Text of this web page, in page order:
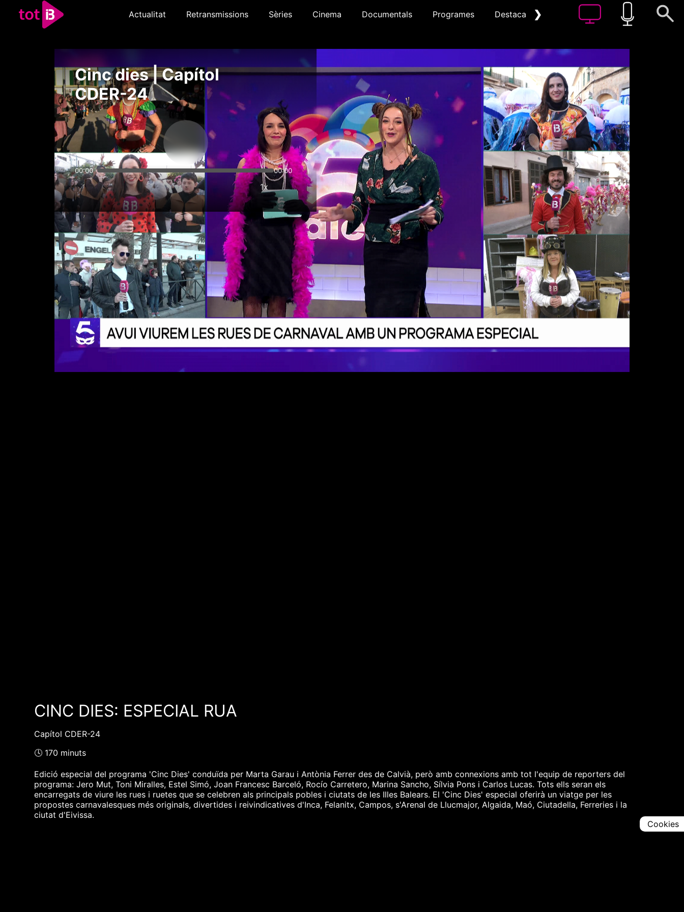
Actualitat Retransmissions Sèries Cinema Documentals Programes Destacat ❯
Cinc dies | Capítol
CDER-24
00:00 00:00
1x
CINC DIES: ESPECIAL RUA
Capítol CDER-24
🕓 170 minuts
Edició especial del programa 'Cinc Dies' conduïda per Marta Garau i Antònia Ferrer des de Calvià, però amb connexions amb tot l'equip de reporters del
programa: Jero Mut, Toni Miralles, Estel Simó, Joan Francesc Barceló, Rocío Carretero, Marina Sancho, Sílvia Pons i Carlos Lucas. Tots ells seran els
encarregats de viure les rues i ruetes que se celebren als principals pobles i ciutats de les Illes Balears. El 'Cinc Dies' especial oferirà un viatge per les
propostes carnavalesques més originals, divertides i reivindicatives d'Inca, Felanitx, Campos, s'Arenal de Llucmajor, Algaida, Maó, Ciutadella, Ferreries i la
ciutat d'Eivissa.
Cookies